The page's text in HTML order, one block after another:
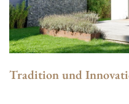
Tradition und